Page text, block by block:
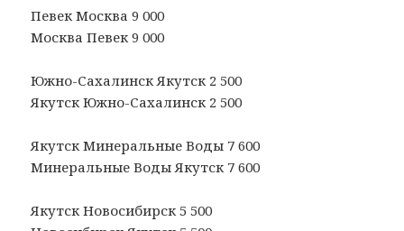
Певек Москва 9 000
Москва Певек 9 000
Южно-Сахалинск Якутск 2 500
Якутск Южно-Сахалинск 2 500
Якутск Минеральные Воды 7 600
Минеральные Воды Якутск 7 600
Якутск Новосибирск 5 500